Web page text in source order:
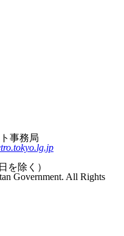
事務局
を除く）
Government. All Rights